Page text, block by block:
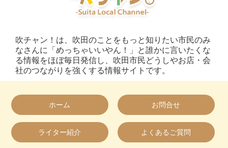
吹チャン！は、吹田のことをもっと知りたい市民のみ
なさんに「めっちゃいいやん！」と誰かに言いたくな
る情報をほぼ毎日発信し、吹田市民どうしやお店・会
社のつながりを強くする情報サイトです。
ホーム お問合せ
ライター紹介 よくあるご質問